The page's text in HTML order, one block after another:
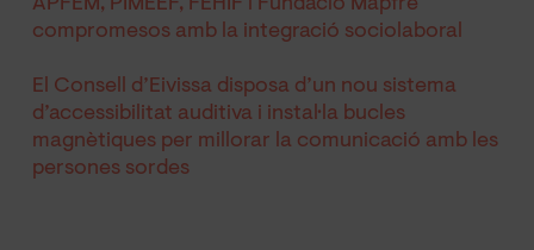
APFEM, PIMEEF, FEHIF i Fundació Mapfre
compromesos amb la integració sociolaboral
El Consell d’Eivissa disposa d’un nou sistema
d’accessibilitat auditiva i instal·la bucles
magnètiques per millorar la comunicació amb les
persones sordes